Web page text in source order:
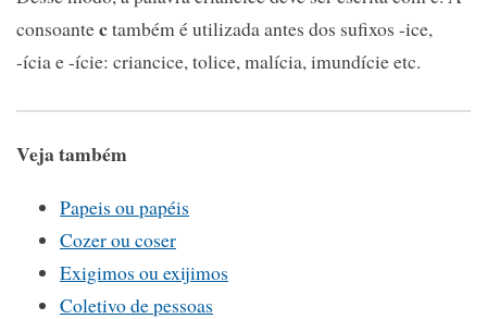
consoantectambém é utilizada antes dos sufixos -ice,
-ícia e -ície: criancice, tolice, malícia, imundície etc.
Veja também
Papeis ou papéis
Cozer ou coser
Exigimos ou exijimos
Coletivo de pessoas